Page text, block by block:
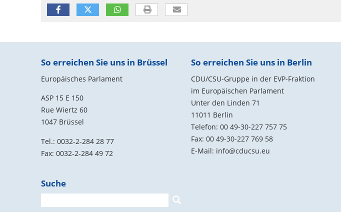
Fußbereich
So erreichen Sie uns in Brüssel
Europäisches Parlament
ASP 15 E 150
Rue Wiertz 60
1047 Brüssel
Tel.: 0032-2-284 28 77
Fax: 0032-2-284 49 72
So erreichen Sie uns in Berlin
CDU/CSU-Gruppe in der EVP-Fraktion
im Europäischen Parlament
Unter den Linden 71
11011 Berlin
Telefon: 00 49-30-227 757 75
Fax: 00 49-30-227 769 58
E-Mail: info@cducsu.eu
Suche